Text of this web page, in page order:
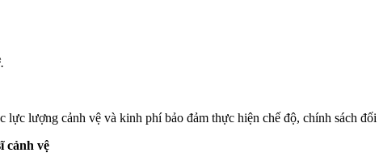
lượng cảnh vệ và kinh phí bảo đảm thực hiện chế độ, chính sách
cảnh vệ